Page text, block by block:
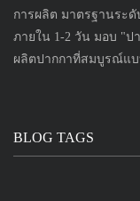
การผลิต มาตรฐานระ
ภายใน 1-2 วัน มอบ "ป
ผลิตปากกาที่สมบูรณ์แบ
BLOG TAGS